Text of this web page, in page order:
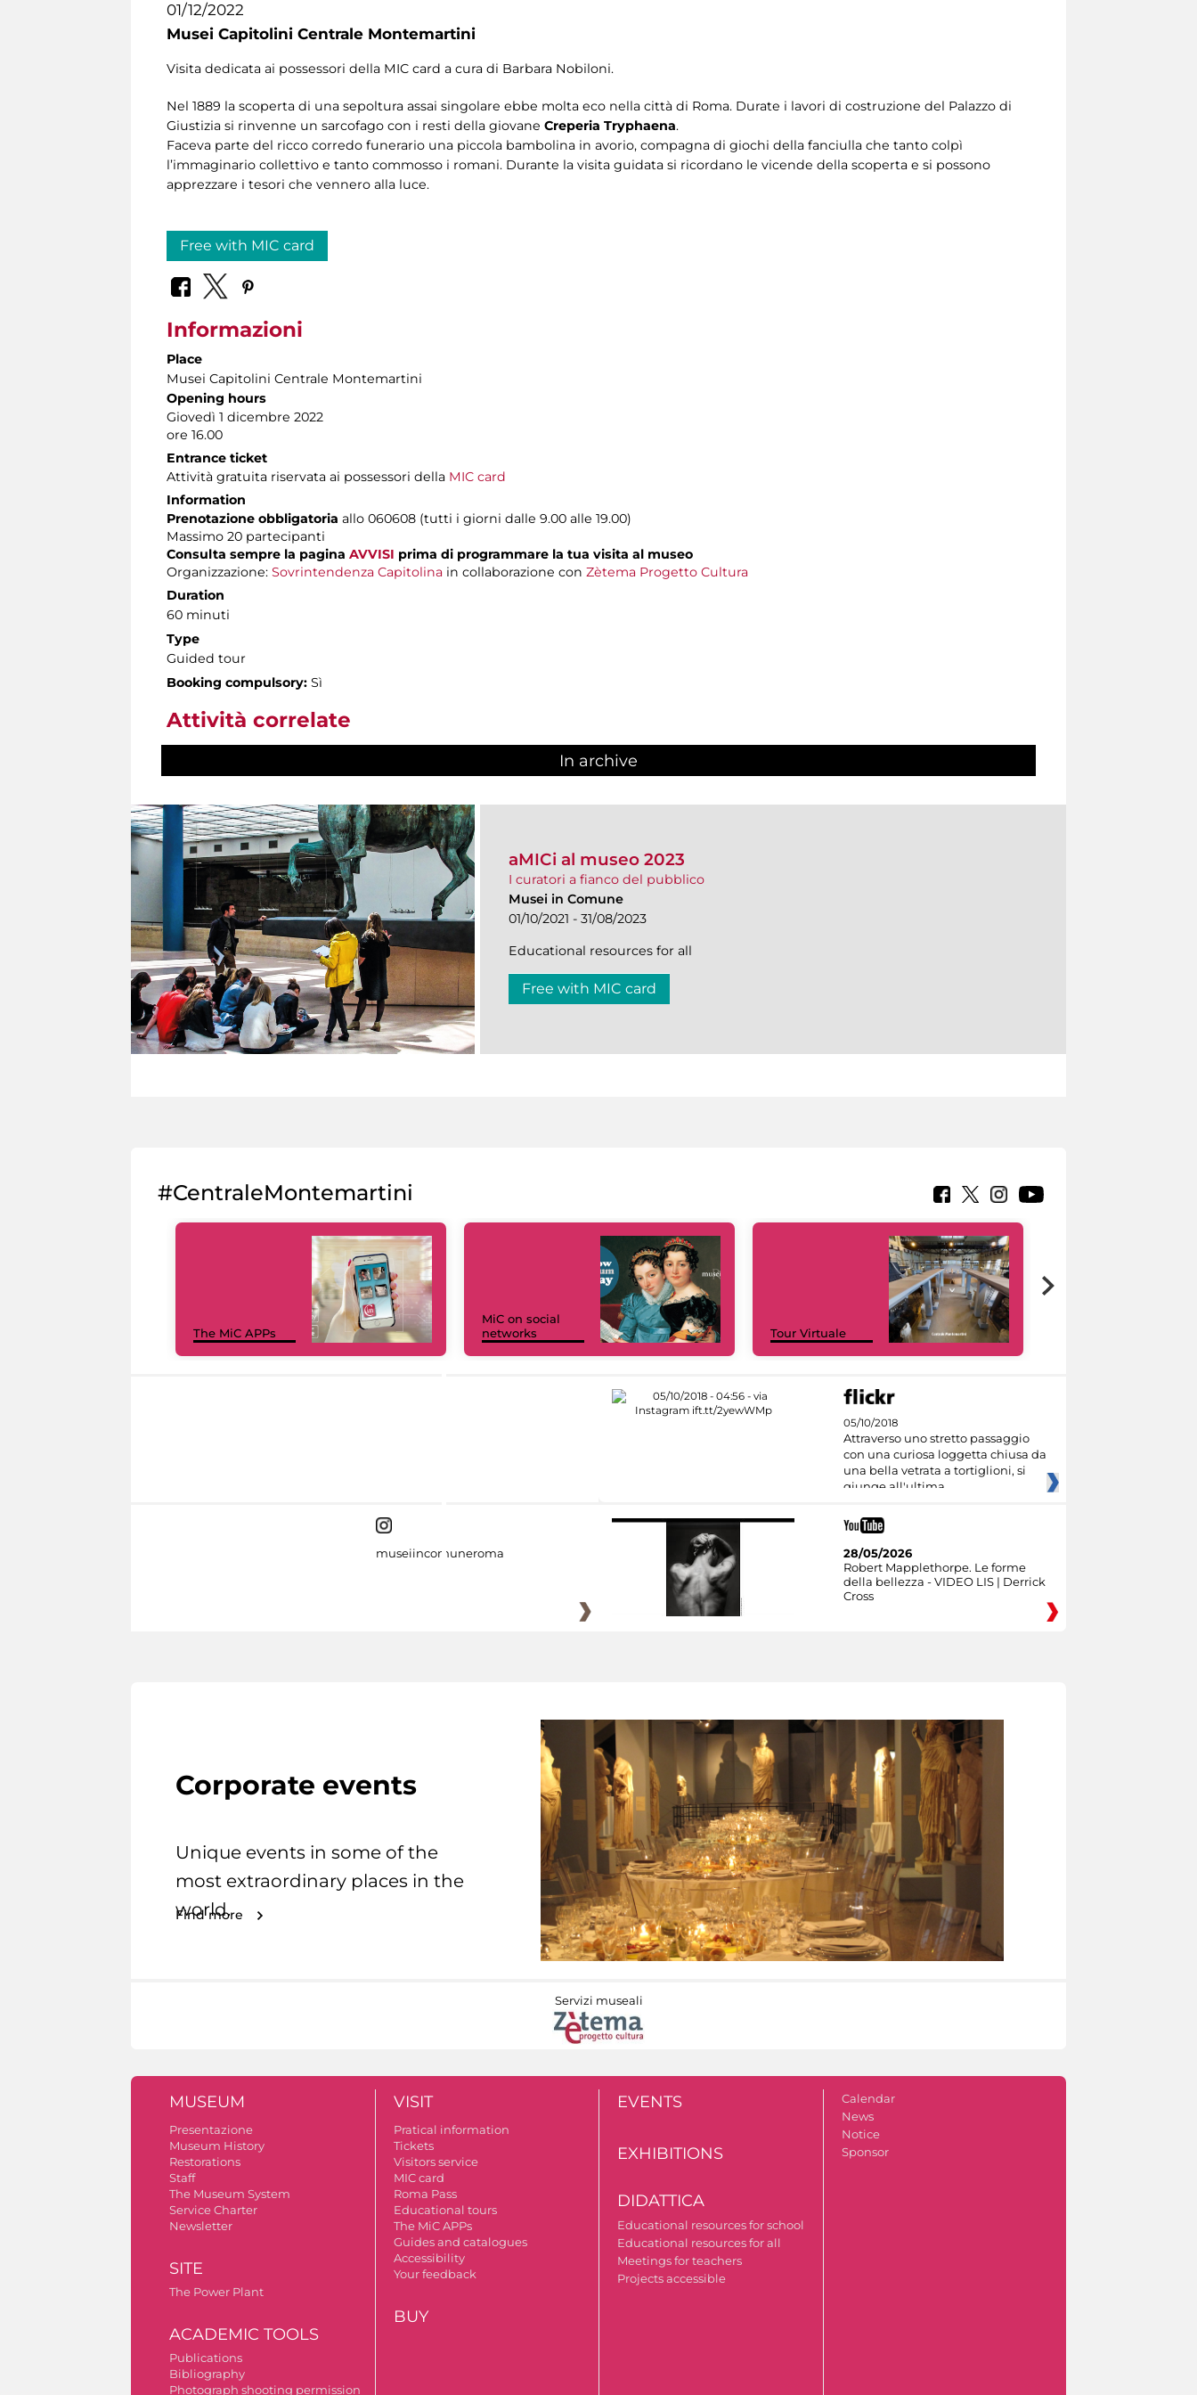
01/12/2022
Musei Capitolini Centrale Montemartini
Visita dedicata ai possessori della MIC card a cura di Barbara Nobiloni.
Nel 1889 la scoperta di una sepoltura assai singolare ebbe molta eco nella città di Roma. Durate i lavori di costruzione del Palazzo di
Giustizia si rinvenne un sarcofago con i resti della giovane Creperia Tryphaena.
Faceva parte del ricco corredo funerario una piccola bambolina in avorio, compagna di giochi della fanciulla che tanto colpì
l’immaginario collettivo e tanto commosso i romani. Durante la visita guidata si ricordano le vicende della scoperta e si possono
apprezzare i tesori che vennero alla luce.
Free with MIC card
Informazioni
Place
Musei Capitolini Centrale Montemartini
Opening hours
Giovedì 1 dicembre 2022
ore 16.00
Entrance ticket
Attività gratuita riservata ai possessori della MIC card
Information
Prenotazione obbligatoria allo 060608 (tutti i giorni dalle 9.00 alle 19.00)
Massimo 20 partecipanti
Consulta sempre la pagina AVVISI prima di programmare la tua visita al museo
Organizzazione: Sovrintendenza Capitolina in collaborazione con Zètema Progetto Cultura
Duration
60 minuti
Type
Guided tour
Booking compulsory: Sì
Attività correlate
In archive
aMICi al museo 2023
I curatori a fianco del pubblico
Musei in Comune
01/10/2021 - 31/08/2023
Educational resources for all
Free with MIC card
#CentraleMontemartini
The MiC APPs
MiC on social
networks
Tour Virtuale
05/10/2018
Attraverso uno stretto passaggio
con una curiosa loggetta chiusa da
una bella vetrata a tortiglioni, si
giunge all'ultima
museiincomuneroma
28/05/2026
Robert Mapplethorpe. Le forme
della bellezza - VIDEO LIS | Derrick
Cross
Corporate events
Unique events in some of the
most extraordinary places in the
world.
Find more
Servizi museali
MUSEUM
Presentazione
Museum History
Restorations
Staff
The Museum System
Service Charter
Newsletter
SITE
The Power Plant
ACADEMIC TOOLS
Publications
Bibliography
Photograph shooting permission
VISIT
Pratical information
Tickets
Visitors service
MIC card
Roma Pass
Educational tours
The MiC APPs
Guides and catalogues
Accessibility
Your feedback
BUY
EVENTS
EXHIBITIONS
DIDATTICA
Educational resources for school
Educational resources for all
Meetings for teachers
Projects accessible
Calendar
News
Notice
Sponsor